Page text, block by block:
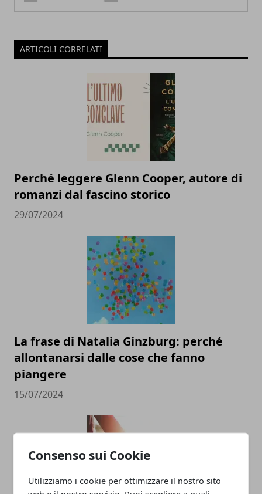
Consenso sui Cookie
Utilizziamo i cookie per ottimizzare il nostro sito
ARTICOLI CORRELATI
Perché leggere Glenn Cooper, autore di
romanzi dal fascino storico
29/07/2024
La frase di Natalia Ginzburg: perché
allontanarsi dalle cose che fanno
piangere
15/07/2024